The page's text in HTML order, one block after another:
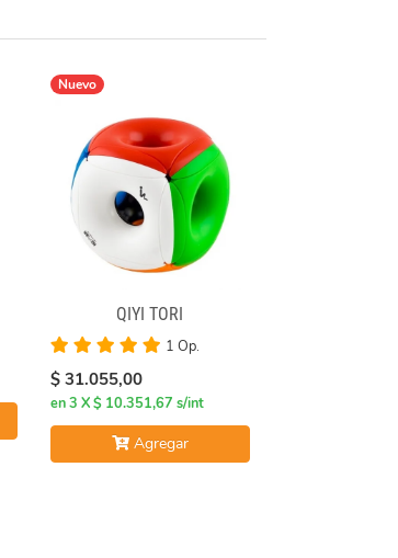
Nuevo
QIYI TORI
1 Op.
$ 31.055,00
en 3 X $ 10.351,67 s/int
Agregar